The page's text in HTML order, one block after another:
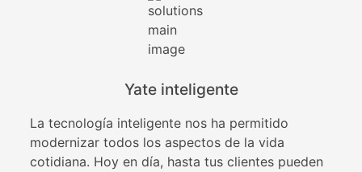
Yate inteligente
La tecnología inteligente nos ha permitido
modernizar todos los aspectos de la vida
cotidiana. Hoy en día, hasta tus clientes pueden